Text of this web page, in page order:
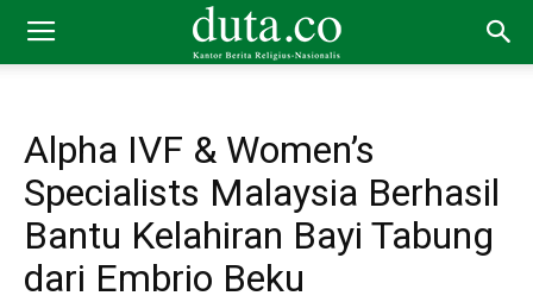
Alpha IVF & Women’s
Specialists Malaysia Berhasil
Bantu Kelahiran Bayi Tabung
dari Embrio Beku